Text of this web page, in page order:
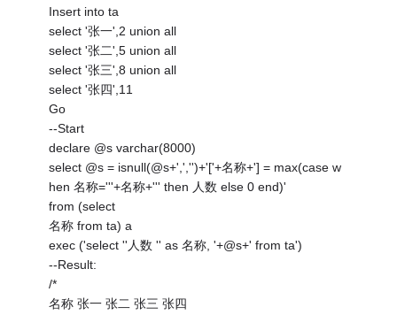
Insert into ta
select '张一',2 union all
select '张二',5 union all
select '张三',8 union all
select '张四',11
Go
--Start
declare @s varchar(8000)
select @s = isnull(@s+',','')+'['+名称+'] = max(case w
hen 名称='''+名称+''' then 人数 else 0 end)'
from (select
名称 from ta) a
exec ('select ''人数 '' as 名称, '+@s+' from ta')
--Result:
/*
名称 张一 张二 张三 张四